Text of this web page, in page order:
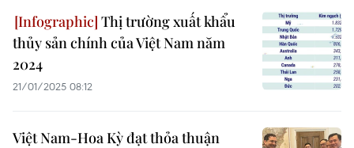
Thị trường xuất khẩu
thủy sản chính của Việt Nam năm
2024
21/01/2025 08:12
Việt Nam-Hoa Kỳ đạt thỏa thuận